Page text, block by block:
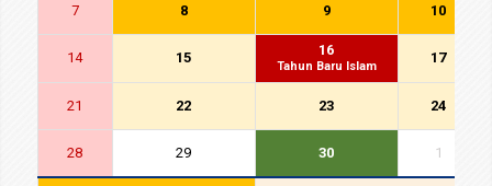
7 8 9 10
14 15 16
Tahun Baru Islam
17
21 22 23 24
28 29 30 1